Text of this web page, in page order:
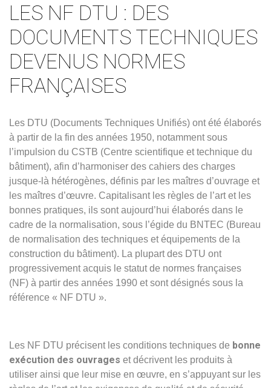
LES NF DTU : DES
DOCUMENTS TECHNIQUES
DEVENUS NORMES
FRANÇAISES
Les DTU (Documents Techniques Unifiés) ont été élaborés
à partir de la fin des années 1950, notamment sous
l’impulsion du CSTB (Centre scientifique et technique du
bâtiment), afin d’harmoniser des cahiers des charges
jusque-là hétérogènes, définis par les maîtres d’ouvrage et
les maîtres d’œuvre. Capitalisant les règles de l’art et les
bonnes pratiques, ils sont aujourd’hui élaborés dans le
cadre de la normalisation, sous l’égide du BNTEC (Bureau
de normalisation des techniques et équipements de la
construction du bâtiment). La plupart des DTU ont
progressivement acquis le statut de normes françaises
(NF) à partir des années 1990 et sont désignés sous la
référence « NF DTU ».
Les NF DTU précisent les conditions techniques de bonne
exécution des ouvrages et décrivent les produits à
utiliser ainsi que leur mise en œuvre, en s’appuyant sur les